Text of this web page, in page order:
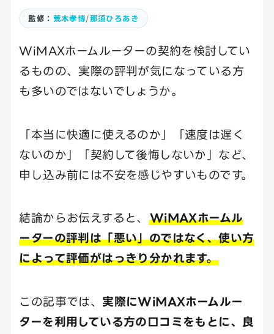
監修： 荒木孝博/那須ひろあき
WiMAXホームルーターの契約を検討してい
るものの、実際の評判が気になっている方
も多いのではないでしょうか。
「本当に快適に使えるのか」「速度は遅く
ないのか」「契約して後悔しないか」など、
申し込み前には不安を感じやすいものです。
結論からお伝えすると、 WiMAXホームル
ーターの評判は「悪い」のではなく、使い方
によって評価がはっきり分かれます。
この記事では、 実際にWiMAXホームルー
ターを利用している方の口コミをもとに、良